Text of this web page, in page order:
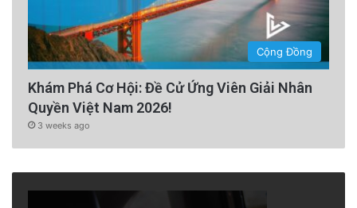
Cộng Đồng
Khám Phá Cơ Hội: Đề Cử Ứng Viên Giải Nhân
Quyền Việt Nam 2026!
3 weeks ago